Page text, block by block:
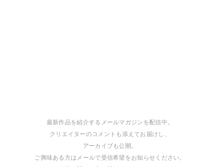
最新作品を紹介するメールマガジンを配信中。
クリエイターのコメントも添えてお届けし、
アーカイブも公開。
ご興味ある方はメールで受信希望をお知らせください。